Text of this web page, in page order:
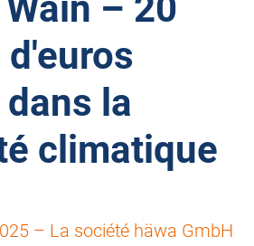
– 20
la
climatique
– La société häwa GmbH